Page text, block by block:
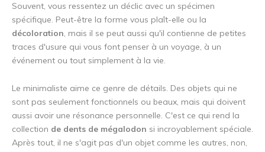
Souvent, vous ressentez un déclic avec un spécimen
spécifique. Peut-être la forme vous plaît-elle ou la
décoloration, mais il se peut aussi qu'il contienne de petites
traces d'usure qui vous font penser à un voyage, à un
événement ou tout simplement à la vie.
Le minimaliste aime ce genre de détails. Des objets qui ne
sont pas seulement fonctionnels ou beaux, mais qui doivent
aussi avoir une résonance personnelle. C'est ce qui rend la
collection de dents de mégalodon si incroyablement spéciale.
Après tout, il ne s'agit pas d'un objet comme les autres, non,